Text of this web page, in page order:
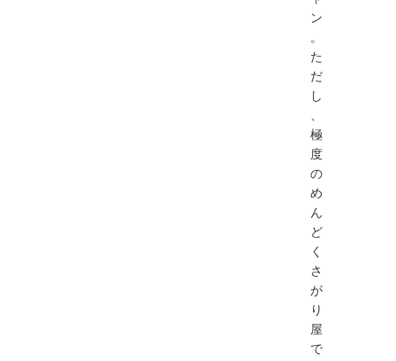
ン
。
た
だ
し
極
度
の
め
ん
ど
く
さ
が
り
屋
で